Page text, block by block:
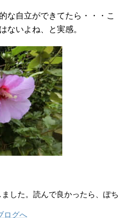
な自立ができてたら・・・こ
ないよね、と実感。
した。読んで良かったら、ぽち